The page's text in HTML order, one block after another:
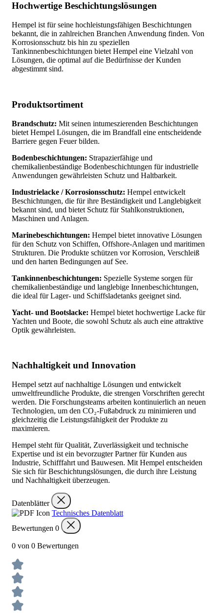
Hochwertige Beschichtungslösungen
Hempel ist für seine hochleistungsfähigen Beschichtungen
bekannt, die in zahlreichen Branchen Anwendung finden. Von
Korrosionsschutz bis hin zu speziellen
Tankinnenbeschichtungen bietet Hempel eine Vielzahl von
Lösungen, die optimal auf die Bedürfnisse der Kunden
abgestimmt sind.
Produktsortiment
Brandschutz: Mit seinen intumeszierenden Beschichtungen
bietet Hempel Lösungen, die im Brandfall eine entscheidende
Barriere gegen Feuer bilden.
Bodenbeschichtungen: Strapazierfähige und
chemikalienbeständige Bodenbeschichtungen für industrielle
Anwendungen gewährleisten Schutz und Haltbarkeit.
Industrielacke / Korrosionsschutz: Hempel entwickelt
Beschichtungen, die für ihre Beständigkeit und Langlebigkeit
bekannt sind, und bietet Schutz für Stahlkonstruktionen,
Maschinen und Anlagen.
Marinebeschichtungen: Hempel bietet innovative Lösungen
für den Schutz von Schiffen, Offshore-Anlagen und maritimen
Strukturen. Die Produkte schützen vor Korrosion, Verschleiß
und den harten Bedingungen auf See.
Tankinnenbeschichtungen: Spezielle Systeme sorgen für
chemikalienbeständige und langlebige Innenbeschichtungen,
die ideal für Lager- und Schiffsladetanks geeignet sind.
Yacht- und Bootslacke: Hempel bietet hochwertige Lacke für
Yachten und Boote, die sowohl Schutz als auch eine attraktive
Optik gewährleisten.
Nachhaltigkeit und Innovation
Hempel setzt auf nachhaltige Lösungen und entwickelt
umweltfreundliche Produkte, die strengen Vorschriften gerecht
werden. Die Forschungsteams arbeiten kontinuierlich an neuen
Technologien, um den CO₂-Fußabdruck zu minimieren und
gleichzeitig die Leistungsfähigkeit der Produkte zu
maximieren.
Hempel steht für Qualität, Zuverlässigkeit und technische
Expertise und ist ein bevorzugter Partner für Kunden aus
Industrie, Schifffahrt und Bauwesen. Mit Hempel entscheiden
Sie sich für Beschichtungslösungen, die durch ihre Leistung
und Nachhaltigkeit überzeugen.
Datenblätter
Technisches Datenblatt
Bewertungen 0
0 von 0 Bewertungen